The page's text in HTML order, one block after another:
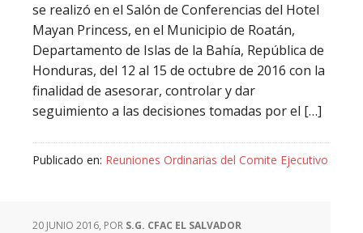
se realizó en el Salón de Conferencias del Hotel
Mayan Princess, en el Municipio de Roatán,
Departamento de Islas de la Bahía, República de
Honduras, del 12 al 15 de octubre de 2016 con la
finalidad de asesorar, controlar y dar
seguimiento a las decisiones tomadas por el […]
Publicado en: Reuniones Ordinarias del Comite Ejecutivo
20 JUNIO 2016, POR S.G. CFAC EL SALVADOR